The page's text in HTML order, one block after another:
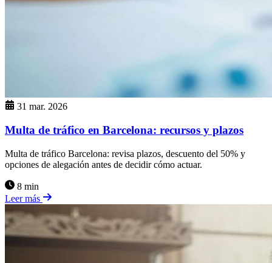
31 mar. 2026
Multa de tráfico en Barcelona: recursos y plazos
Multa de tráfico Barcelona: revisa plazos, descuento del 50% y
opciones de alegación antes de decidir cómo actuar.
8 min
Leer más